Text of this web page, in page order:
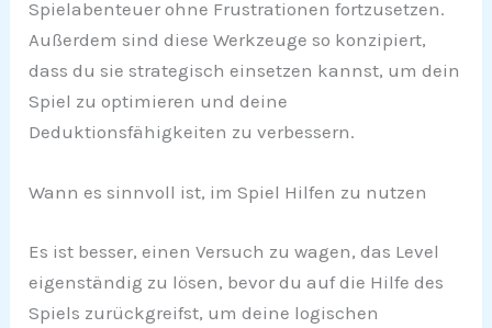
Spielabenteuer ohne Frustrationen fortzusetzen.
Außerdem sind diese Werkzeuge so konzipiert,
dass du sie strategisch einsetzen kannst, um dein
Spiel zu optimieren und deine
Deduktionsfähigkeiten zu verbessern.
Wann es sinnvoll ist, im Spiel Hilfen zu nutzen
Es ist besser, einen Versuch zu wagen, das Level
eigenständig zu lösen, bevor du auf die Hilfe des
Spiels zurückgreifst, um deine logischen